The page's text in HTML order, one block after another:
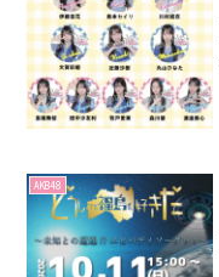
AKB48